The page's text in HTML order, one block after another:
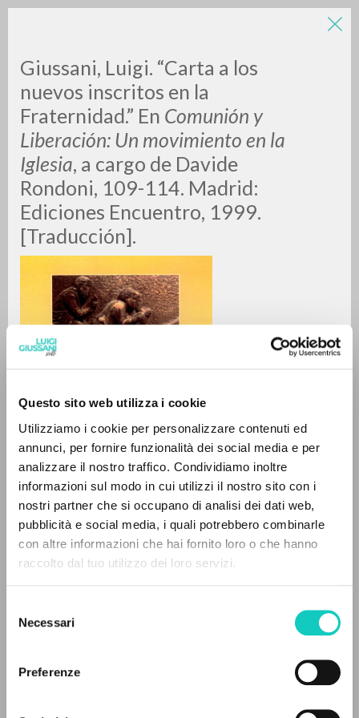
Questo sito web utilizza i cookie
Utilizziamo i cookie per personalizzare contenuti ed
annunci, per fornire funzionalità dei social media e per
analizzare il nostro traffico. Condividiamo inoltre
informazioni sul modo in cui utilizzi il nostro sito con i
nostri partner che si occupano di analisi dei dati web,
pubblicità e social media, i quali potrebbero combinarle
con altre informazioni che hai fornito loro o che hanno
raccolto dal tuo utilizzo dei loro servizi.
delNecessari
Preferenze
Giussani, Luigi. “Carta a los
nuevos inscritos en la
Fraternidad.” En Comunión y
Liberación: Un movimiento en la
Iglesia, a cargo de Davide
Rondoni, 109-114. Madrid:
Ediciones Encuentro, 1999.
[Traducción].
Español
1999
LUIGI
GIUSSANI
scritti
BÚSQUEDA AVANZADA »
0DOCUMENTOS ENCONTRADOS
RESULTADOS SUCESIVOS